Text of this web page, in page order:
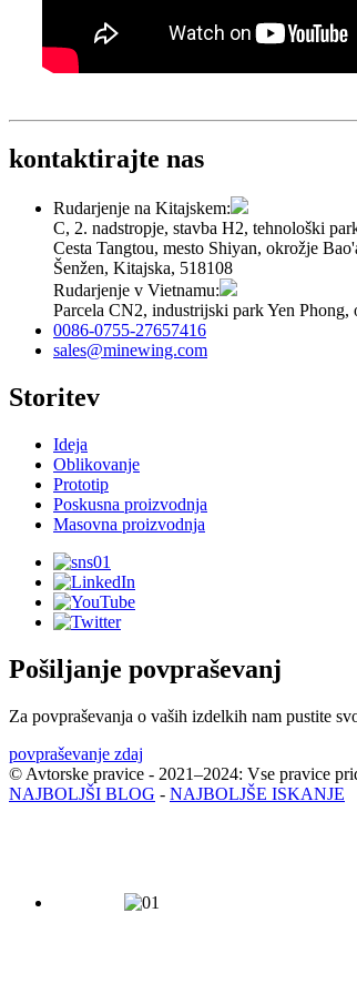
kontaktirajte nas
Rudarjenje na Kitajskem:
C, 2. nadstropje, stavba H2, tehnološki
Cesta Tangtou, mesto Shiyan, okrožje
Šenžen, Kitajska, 518108
Rudarjenje v Vietnamu:
Parcela CN2, industrijski park Yen
0086-0755-27657416
sales@minewing.com
Storitev
Ideja
Oblikovanje
Prototip
Poskusna proizvodnja
Masovna proizvodnja
Pošiljanje povpraševanj
Za povpraševanja o vaših izdelkih nam pustite
povpraševanje zdaj
© Avtorske pravice - 2021–2024: Vse pravice
NAJBOLJŠI BLOG - NAJBOLJŠE ISKANJE